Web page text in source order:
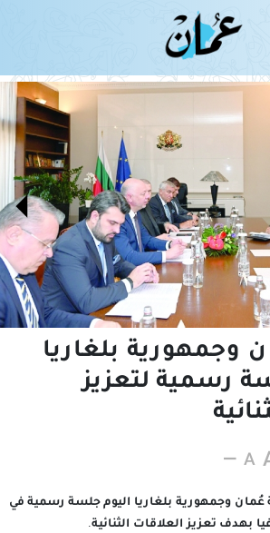
وجمهورية بلغاريا
رسمية لتعزيز
وجمهورية بلغاريا اليوم جلسة رسمية في
بهدف تعزيز العلاقات الثنائية.